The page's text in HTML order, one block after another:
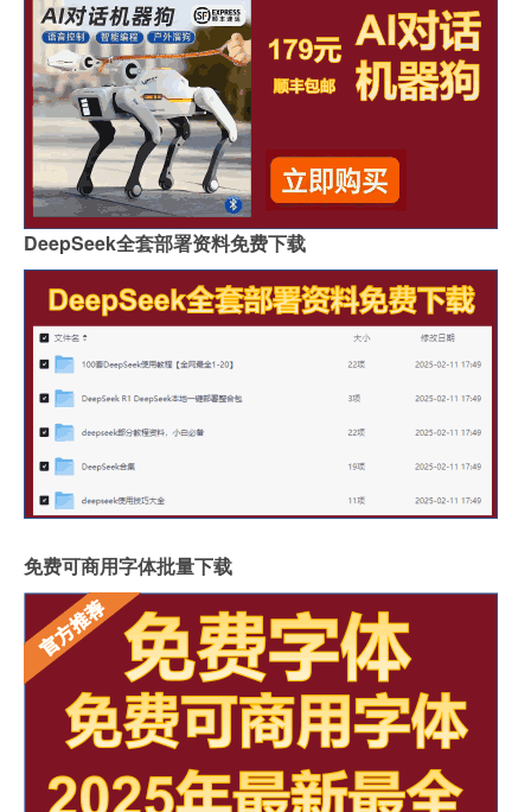
DeepSeek全套部署资料免费下载
免费可商用字体批量下载